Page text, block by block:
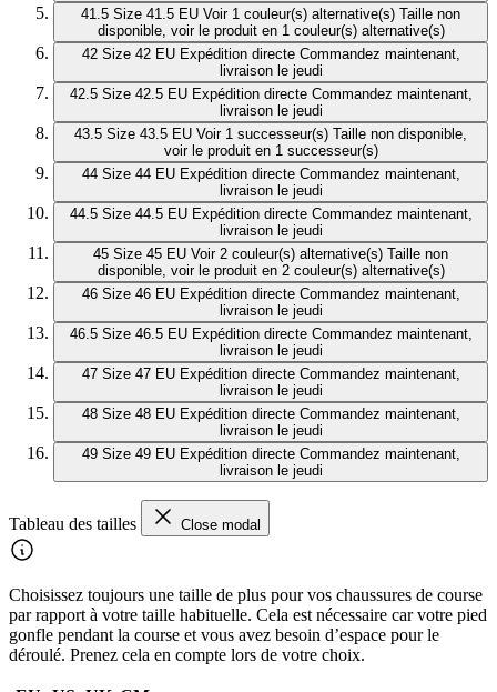
41.5 Size 41.5 EU Voir 1 couleur(s) alternative(s) Taille non
disponible, voir le produit en 1 couleur(s) alternative(s)
42 Size 42 EU Expédition directe Commandez maintenant,
livraison le jeudi
42.5 Size 42.5 EU Expédition directe Commandez maintenant,
livraison le jeudi
43.5 Size 43.5 EU Voir 1 successeur(s) Taille non disponible,
voir le produit en 1 successeur(s)
44 Size 44 EU Expédition directe Commandez maintenant,
livraison le jeudi
44.5 Size 44.5 EU Expédition directe Commandez maintenant,
livraison le jeudi
45 Size 45 EU Voir 2 couleur(s) alternative(s) Taille non
disponible, voir le produit en 2 couleur(s) alternative(s)
46 Size 46 EU Expédition directe Commandez maintenant,
livraison le jeudi
46.5 Size 46.5 EU Expédition directe Commandez maintenant,
livraison le jeudi
47 Size 47 EU Expédition directe Commandez maintenant,
livraison le jeudi
48 Size 48 EU Expédition directe Commandez maintenant,
livraison le jeudi
49 Size 49 EU Expédition directe Commandez maintenant,
livraison le jeudi
Tableau des tailles Close modal
Choisissez toujours une taille de plus pour vos chaussures de course
par rapport à votre taille habituelle. Cela est nécessaire car votre pied
gonfle pendant la course et vous avez besoin d’espace pour le
déroulé. Prenez cela en compte lors de votre choix.